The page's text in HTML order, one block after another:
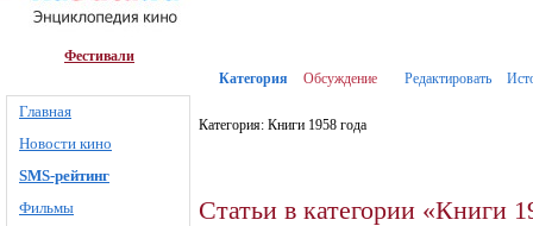
Фестивали
Главная
Новости кино
SMS-рейтинг
Фильмы
Категория Обсуждение Редактировать
Категория: Книги 1958 года
Статьи в категории «Книги